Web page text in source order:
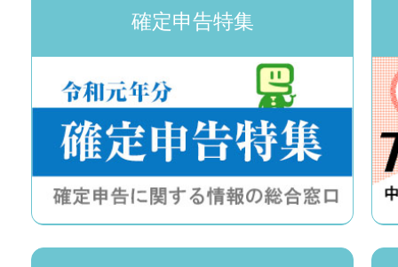
確定申告特集